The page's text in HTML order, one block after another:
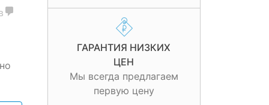
ГАРАНТИЯ НИЗКИХ
ЦЕН
Мы всегда предлагаем
первую цену